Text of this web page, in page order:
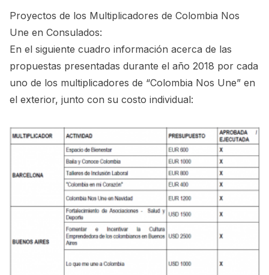
Proyectos de los Multiplicadores de Colombia Nos
Une en Consulados:
En el siguiente cuadro información acerca de las
propuestas presentadas durante el año 2018 por cada
uno de los multiplicadores de “Colombia Nos Une” en
el exterior, junto con su costo individual: